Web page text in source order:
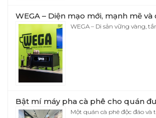
WEGA – Diện mạo mới, mạnh mẽ
WEGA – Di sản vững vàng,
Một quán cà phê độc đáo và